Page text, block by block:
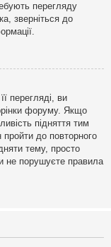
перегляду
зверніться до
перегляді, ви
форуму. Якщо
підняття тим
до повторного
тему, просто
не порушуєте правила